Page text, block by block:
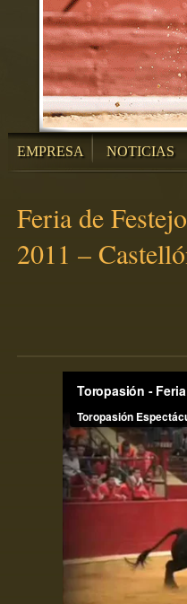
EMPRESA NOTICIAS
Feria de
2011 –